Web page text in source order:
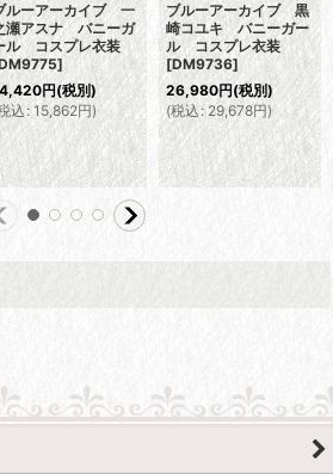
ルーアーカイブ 一
瀬アスナ バニーガ
ル コスプレ衣装
]
円(税別)
込 : 15,862円)
ブルーアーカイブ 黒
崎コユキ バニーガー
ル コスプレ衣装
[DM9736]
26,980円(税別)
(税込: 29,678円)